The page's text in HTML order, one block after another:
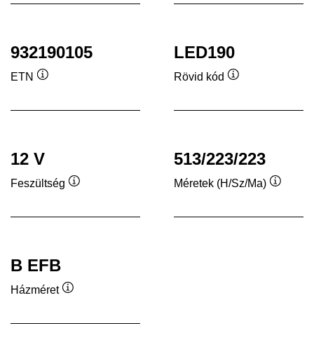
932190105
ETN
LED190
Rövid kód
12 V
Feszültség
513/223/223
Méretek (H/Sz/Ma)
B EFB
Házméret